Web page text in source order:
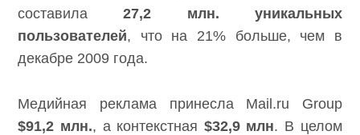
составила27,2 млн. уникальных
пользователей, что на 21% больше, чем в
декабре 2009 года.
Медийная реклама принесла Mail.ru Group
$91,2 млн., а контекстная $32,9 млн. В целом